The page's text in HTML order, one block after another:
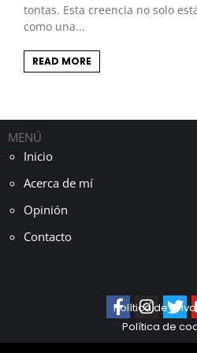
tontas. Esta creencia no solo
como una...
READ MORE
MENÚ
Inicio
Acerca de mí
Opinión
Contacto
Política de
Política de